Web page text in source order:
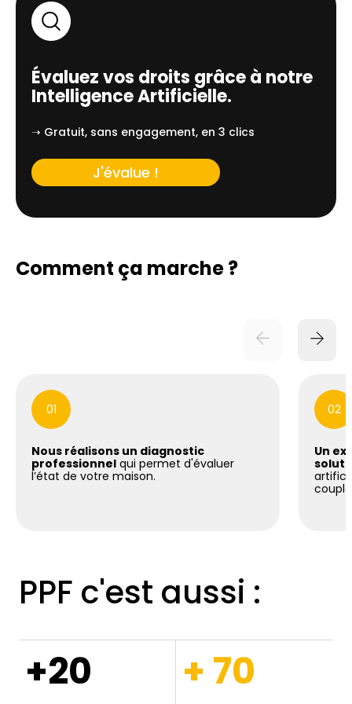
Évaluez vos droits grâce à notre
Intelligence Artificielle.
➝ Gratuit, sans engagement, en 3 clics
J'évalue !
Comment ça marche ?
01
Nous réalisons un diagnostic
professionnel qui permet d'évaluer
l’état de votre maison.
02
Un
PPF c'est aussi :
+20 + 70